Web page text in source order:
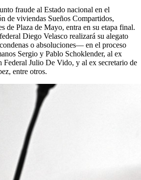
fraude al Estado nacional en el
de viviendas Sueños Compartidos,
de Plaza de Mayo, entra en su etapa final.
Diego Velasco realizará su alegato
o absoluciones— en el proceso
Sergio y Pablo Schoklender, al ex
Federal Julio De Vido, y al ex secretario de
entre otros.